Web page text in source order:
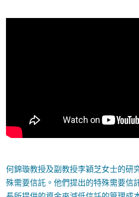
何錦璇教授及副教授李穎芝女士的研
殊需要信託。他們提出的特殊需要信